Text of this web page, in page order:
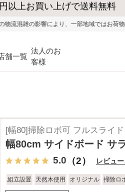
置無料（※当社エリア）
地域ではお荷物のお届けに遅れが生じる
舗一覧
法人のお
客様
[幅80]掃除ロボ可 フルスライ
幅80cm サイドボード サ
5.0 （2） レビュ
組立設置 天然木使用 オリジナル 掃除ロ